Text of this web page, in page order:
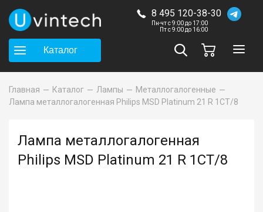
8 495 120-38-30
Пн-чт с 9:00 до 17:00
Пт с 9:00 до 16:00
Каталог
Главная Каталог Лампы
Металлогалогенные
Лампа металлогалогенная Philips MSD Platinum 21 R 1CT/8
Лампа металлогалогенная
Philips MSD Platinum 21 R 1CT/8